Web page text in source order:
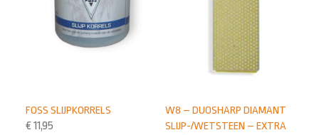
W8 – DUOSHARP DIAMANT
SLIJP-/WETSTEEN – EXTRA
FOSS SLIJPKORRELS
€ 11,95